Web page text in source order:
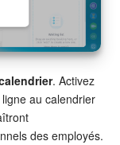
. Activez
au calendrier
des employés.